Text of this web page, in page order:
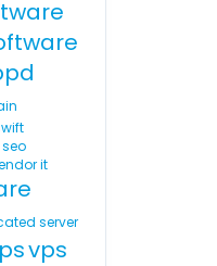
it
server
vps